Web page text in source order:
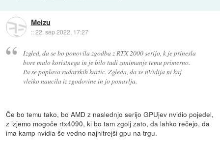
Meizu
::22. sep 2022, 17:27
Izgled, da se bo ponovila zgodba z RTX 2000 serijo, k je prinesla
bore malo koristnega in je bilo tudi zanimanje temu primerno.
Pa se poplava rudarskih kartic. Zgleda, da se nVidija ni kaj
vleiko naucila iz zgodovine in jo ponavlja.
Če bo temu tako, bo AMD z naslednjo serijo GPUjev nvidio pojedel,
z izjemo mogoče rtx4090, ki bo tam zgolj zato, da lahko rečejo, da
ima kamp nvidia še vedno najhitrejši gpu na trgu.